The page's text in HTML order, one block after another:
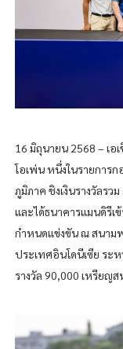
16 มิถุนายน 2568 – เอ
โอเพ่น หนึ่งในรายการ
ภูมิภาค ชิงเงินรางวัลร
และได้ธนาคารแมนดิรี
กำหนดแข่งขัน ณ สนาม
ประเทศอินโดนีเซีย ระ
รางวัล 90,000 เหรียญ